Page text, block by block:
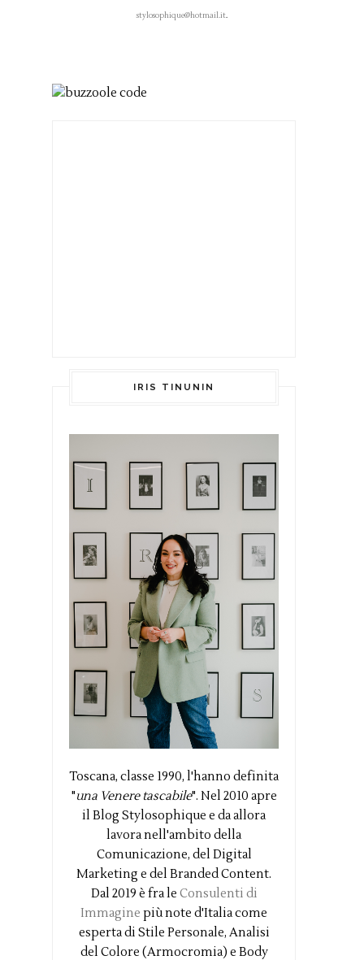
stylosophique@hotmail.it.
IRIS TINUNIN
Toscana, classe 1990, l'hanno definita
"una Venere tascabile". Nel 2010 apre
il Blog Stylosophique e da allora
lavora nell'ambito della
Comunicazione, del Digital
Marketing e del Branded Content.
Dal 2019 è fra le Consulenti di
Immagine più note d'Italia come
esperta di Stile Personale, Analisi
del Colore (Armocromia) e Body